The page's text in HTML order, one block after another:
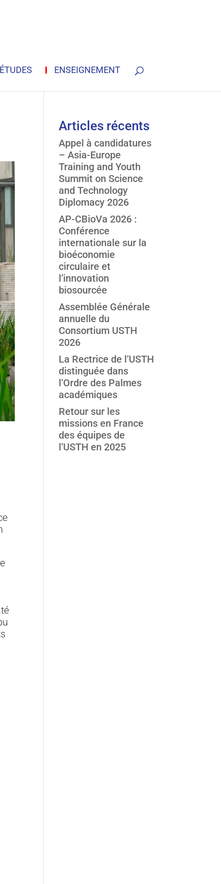
ENSEIGNEMENT
Articles récents
Appel à candidatures
– Asia-Europe
Training and Youth
Summit on Science
and Technology
Diplomacy 2026
AP-CBioVa 2026 :
Conférence
internationale sur la
bioéconomie
circulaire et
l’innovation
biosourcée
Assemblée Générale
annuelle du
Consortium USTH
2026
La Rectrice de l’USTH
distinguée dans
l’Ordre des Palmes
académiques
Retour sur les
missions en France
des équipes de
l’USTH en 2025